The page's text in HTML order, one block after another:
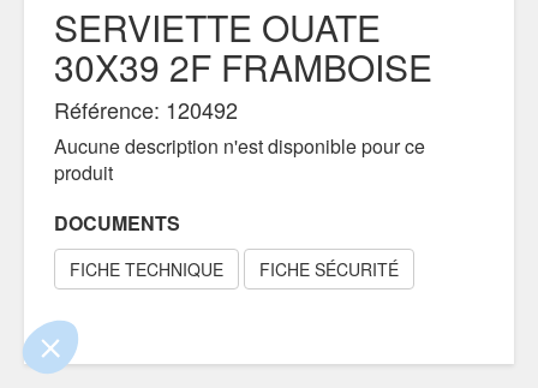
contenu de ce site vous intéresse
certifiés par
Je choisis OK pour moi
SERVIETTE OUATE
30X39 2F FRAMBOISE
Référence: 120492
Aucune description n'est disponible pour ce
produit
DOCUMENTS
FICHE TECHNIQUE FICHE SÉCURITÉ